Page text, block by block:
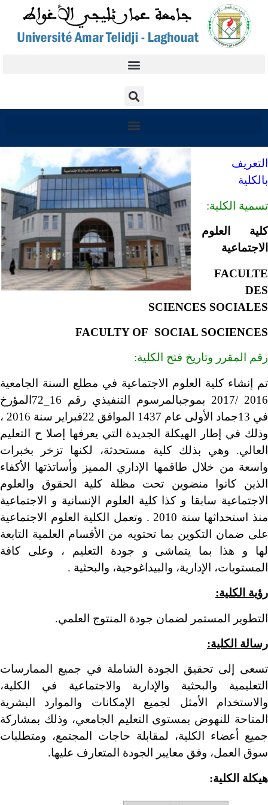
التعريف
بالكلية
تسمية الكلية:
كلية العلوم
الاجتماعية
FACULTE
DES
SCIENCES SOCIALES
FACULTY OF SOCIAL SOCIENCES
رقم المقرر وتاريخ فتح الكلية:
تم إنشاء كلية العلوم الاجتماعية في مطلع السنة الجامعية
2016 /2017 بموجبالمرسوم التنفيذي رقم 16_72المؤرخ
في 13جماد الأولى عام 1437 الموافق 22فبراير سنة 2016 ،
وذلك في إطار الهيكلة الجديدة التي يعرفها إصلا ح التعليم
العالي. وهي بذلك كلية مستحدثة، لكنها تزخر بخبرات
واسعة من خلال طاقمها الإداري المميز وأساتذتها الأكفاء
الذين كانوا منضوين تحت مظلة كلية الحقوق والعلوم
الاجتماعية سابقا و كذا كلية العلوم الإنسانية و الاجتماعية
منذ استحداثها سنة 2010 . وتعمل الكلية العلوم الاجتماعية
على ضمان التكوين بما تحتويه من الأقسام العلمية التابعة
لها و هذا بما يتماشى و جودة التعليم ، وعلى كافة
المستويات، الإدارية، والبيداغوجية، والبحثية .
رؤية الكلية:
التطوير المستمر لضمان جودة المنتوج العلمي.
رسالة الكلية:
تسعى إلى تحقيق الجودة الشاملة في جميع الممارسات
التعليمية والبحثية والإدارية والاجتماعية في الكلية،
والاستخدام الأمثل لجميع الإمكانات والموارد البشرية
المتاحة للنهوض بمستوى التعليم الجامعي، وذلك بمشاركة
جميع أعضاء الكلية، لمقابلة حاجات المجتمع، ومتطلبات
سوق العمل، وفق معايير الجودة المتعارف عليها.
هيكلة الكلية: